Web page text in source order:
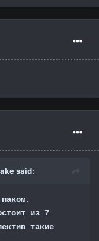
said:
из 7
такие